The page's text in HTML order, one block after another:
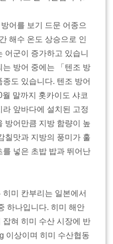
어를 보기 드문 어종으
해수 온도 상승으로 인
어군이 증가하고 있습니
방어 중에는 「텐조 방
도 있습니다. 텐조 방어
말까지 홋카이도 샤코
앞바다에 설치된 고정
방어만큼 지방 함량이 높
칠맛과 지방의 풍미가 훌
넣은 초밥 밥과 뛰어난
미 칸부리는 일본에서
하나입니다. 히미 해안
혀 히미 수산 시장에 반
이상이며 히미 수산협동